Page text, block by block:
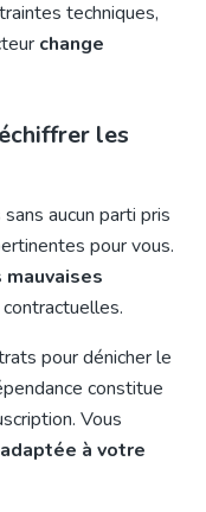
techniques,
change
les
aucun parti pris
pour vous.
pour dénicher le
constitue
Vous
à votre